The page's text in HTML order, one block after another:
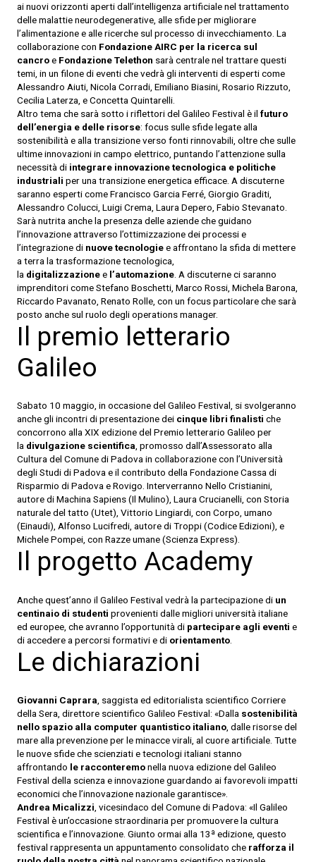
ai nuovi orizzonti aperti dall’intelligenza artificiale nel trattamento
delle malattie neurodegenerative, alle sfide per migliorare
l’alimentazione e alle ricerche sul processo di invecchiamento. La
collaborazione con Fondazione AIRC per la ricerca sul
cancroe Fondazione Telethon sarà centrale nel trattare questi
temi, in un filone di eventi che vedrà gli interventi di esperti come
Alessandro Aiuti, Nicola Corradi, Emiliano Biasini, Rosario Rizzuto,
Cecilia Laterza, e Concetta Quintarelli.
Altro tema che sarà sotto i riflettori del Galileo Festival è il futuro
dell’energia e delle risorse: focus sulle sfide legate alla
sostenibilità e alla transizione verso fonti rinnovabili, oltre che sulle
ultime innovazioni in campo elettrico, puntando l’attenzione sulla
necessità di integrare innovazione tecnologica e politiche
industriali per una transizione energetica efficace. A discuterne
saranno esperti come Francisco Garcia Ferré, Giorgio Graditi,
Alessandro Colucci, Luigi Crema, Laura Depero, Fabio Stevanato.
Sarà nutrita anche la presenza delle aziende che guidano
l’innovazione attraverso l’ottimizzazione dei processi e
l’integrazione di nuove tecnologiee affrontano la sfida di mettere
a terra la trasformazione tecnologica,
la digitalizzazionee l’automazione. A discuterne ci saranno
imprenditori come Stefano Boschetti, Marco Rossi, Michela Barona,
Riccardo Pavanato, Renato Rolle, con un focus particolare che sarà
posto anche sul ruolo degli operations manager.
Il premio letterario
Galileo
Sabato 10 maggio, in occasione del Galileo Festival, si svolgeranno
anche gli incontri di presentazione dei cinque libri finalisti che
concorrono alla XIX edizione del Premio letterario Galileo per
la divulgazione scientifica, promosso dall’Assessorato alla
Cultura del Comune di Padova in collaborazione con l’Università
degli Studi di Padova e il contributo della Fondazione Cassa di
Risparmio di Padova e Rovigo. Interverranno Nello Cristianini,
autore di Machina Sapiens (Il Mulino), Laura Crucianelli, con Storia
naturale del tatto (Utet), Vittorio Lingiardi, con Corpo, umano
(Einaudi), Alfonso Lucifredi, autore di Troppi (Codice Edizioni), e
Michele Pompei, con Razze umane (Scienza Express).
Il progetto Academy
Anche quest’anno il Galileo Festival vedrà la partecipazione di un
centinaio di studenti provenienti dalle migliori università italiane
ed europee, che avranno l’opportunità di partecipare agli eventi e
di accedere a percorsi formativi e di orientamento
Le dichiarazioni
Giovanni Caprara , saggista ed editorialista scientifico Corriere
della Sera, direttore scientifico Galileo Festival: «Dalla sostenibilità
nello spazio alla computer quantistico italiano , dalle risorse del
mare alla prevenzione per le minacce virali, al cuore artificiale. Tutte
le nuove sfide che scienziati e tecnologi italiani stanno
affrontando le racconteremonella nuova edizione del Galileo
Festival della scienza e innovazione guardando ai favorevoli impatti
economici che l’innovazione nazionale garantisce».
Andrea Micalizzi , vicesindaco del Comune di Padova: «Il Galileo
Festival è un’occasione straordinaria per promuovere la cultura
scientifica e l’innovazione. Giunto ormai alla 13ª edizione, questo
festival rappresenta un appuntamento consolidato che rafforza il